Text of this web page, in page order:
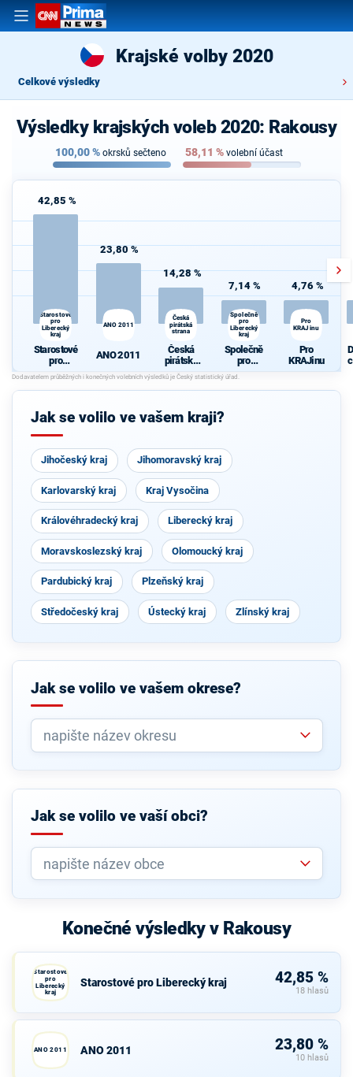
Krajské volby 2020
Celkové výsledky
Výsledky krajských voleb 2020: Rakousy
100,00% okrsků sečteno 58,11 % volební účast
42,85 %
Starostové
pro
Liberecký
kraj
Starostové
pro
Liberecký
kraj
23,80 %
ANO 2011
ANO 2011
14,28 %
Česká
pirátská
strana
Česká
pirátská
strana
7,14 %
Společně
pro
Liberecký
kraj
Společně
pro
Liberecký
kraj
4,76 %
Pro
KRAJinu
Pro
KRAJinu
Jak se volilo ve vašem kraji?
Jihočeský kraj Jihomoravský kraj
Karlovarský kraj Kraj Vysočina
Královéhradecký kraj Liberecký kraj
Moravskoslezský kraj Olomoucký kraj
Pardubický kraj Plzeňský kraj
Středočeský kraj Ústecký kraj Zlínský kraj
Jak se volilo ve vašem okrese?
Jak se volilo ve vaší obci?
Konečné výsledky v Rakousy
Starostové
pro
Liberecký
kraj
Starostové pro Liberecký kraj 42,85 %
18 hlasů
ANO 2011 ANO 2011 23,80 %
10 hlasů